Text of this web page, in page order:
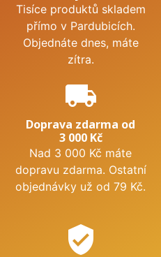
Tisíce produktů skladem
přímo v Pardubicích.
Objednáte dnes, máte
zítra.
local_shipping
Doprava zdarma od
3 000 Kč
Nad 3 000 Kč máte
dopravu zdarma. Ostatní
objednávky už od 79 Kč.
verified_user